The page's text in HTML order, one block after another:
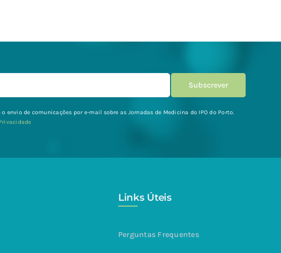
envio de comunicações por e-mail sobre as Jornadas de Medicina do IPO do Porto.
Links Úteis
Perguntas Frequentes